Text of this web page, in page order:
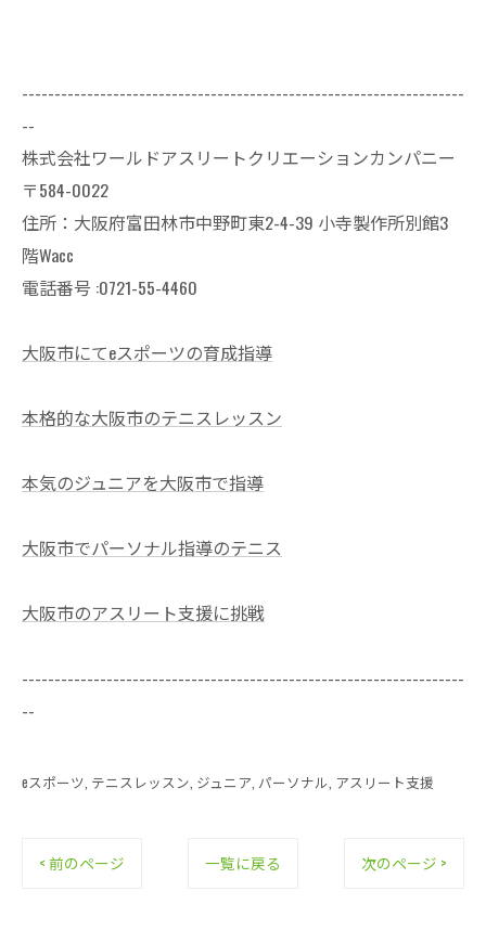
--------------------------------------------------------------------
--
株式会社ワールドアスリートクリエーションカンパニー
〒584-0022
住所：大阪府富田林市中野町東2-4-39 小寺製作所別館3
階Wacc
電話番号 :0721-55-4460
大阪市にてeスポーツの育成指導
本格的な大阪市のテニスレッスン
本気のジュニアを大阪市で指導
大阪市でパーソナル指導のテニス
大阪市のアスリート支援に挑戦
--------------------------------------------------------------------
--
eスポーツ テニスレッスン ジュニア パーソナル アスリート支援
< 前のページ 一覧に戻る 次のページ >